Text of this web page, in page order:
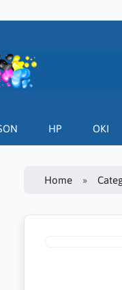
HP OKI
Home